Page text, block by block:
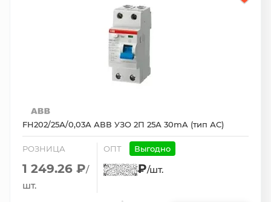
FH202/25А/0,03А АВВ УЗО 2П 25А 30mA (тип АС)
РОЗНИЦА
1 249.26 ₽/
шт.
ОПТ Выгодно
₽/шт.